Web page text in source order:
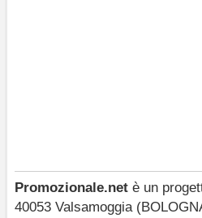
Promozionale.netè un
40053 Valsamoggia